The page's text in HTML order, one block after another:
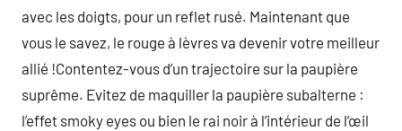
avec les doigts, pour un reflet rusé. Maintenant que
vous le savez, le rouge à lèvres va devenir votre meilleur
allié !Contentez-vous d’un trajectoire sur la paupière
suprême. Evitez de maquiller la paupière subalterne :
l’effet smoky eyes ou bien le rai noir à l’intérieur de l’œil